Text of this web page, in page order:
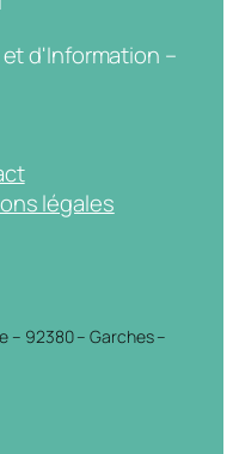
d'Information –
légales
– 92380 – Garches –